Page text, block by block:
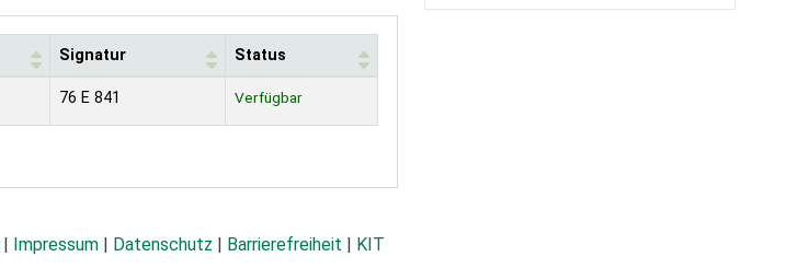
Signatur Status
76 E 841 Verfügbar
Impressum Datenschutz Barrierefreiheit KIT